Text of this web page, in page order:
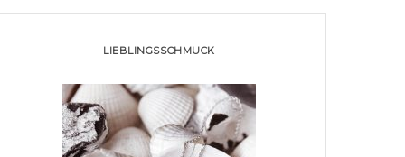
LIEBLINGSSCHMUCK